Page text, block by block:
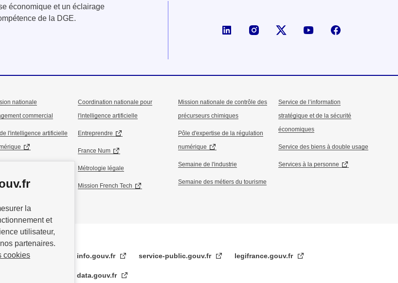
la
et
utilisateur,
partenaires.
cookies
économique et un éclairage
de la DGE.
Page LinkedIn de la DGECompte X (ex-Twitter) de la
nationale
commercial
l'intelligence artificielle
du commerce
Coordination nationale pour
l'intelligence artificielle
Entreprendre
France Num
Métrologie légale
Mission French Tech
Mission nationale de contrôle des
précurseurs chimiques
Pôle d'expertise de la régulation
numérique
Semaine de l'industrie
Semaine des métiers du tourisme
Service de l’information
stratégique et de la sécurité
économiques
Service des biens à double usage
Services à la personne
info.gouv.fr service-public.gouv.fr legifrance.gouv.fr
data.gouv.fr